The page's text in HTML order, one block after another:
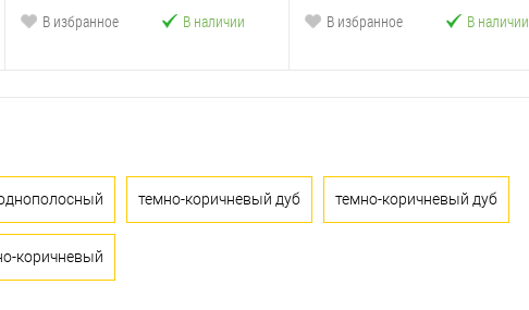
В избранное
В наличии
В избранное
В наличии
темно-коричневый дуб темно-коричневый дуб
коричневый